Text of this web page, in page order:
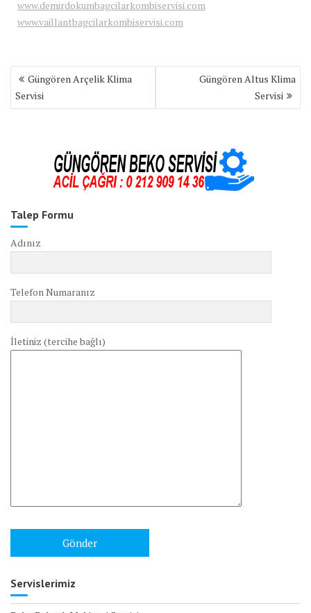
www.demirdokumbagcilarkombiservisi.com
www.vaillantbagcilarkombiservisi.com
Yazı
gezinmesi
Güngören Arçelik Klima
Servisi
Güngören Altus Klima
Servisi
Talep Formu
Adınız
Telefon Numaranız
İletiniz (tercihe bağlı)
Servislerimiz